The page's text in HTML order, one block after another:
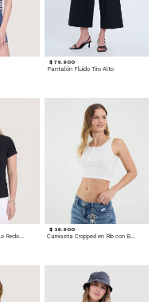
$ 79.900
Pantalón Fluido Tiro Alto
Camiseta Básica Cuello Redondo
$ 39.900
Camiseta Cropped en Rib con Botones